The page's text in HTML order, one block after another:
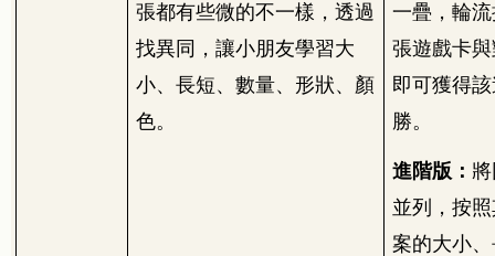
張都有些微的不一樣，透過
找異同，讓小朋友學習大
小、長短、數量、形狀、顏
色。
一疊，輪
張遊戲卡
即可獲得
勝。
進階版：
並列，按
案的大小